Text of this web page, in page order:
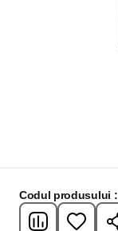
Codul produsului :